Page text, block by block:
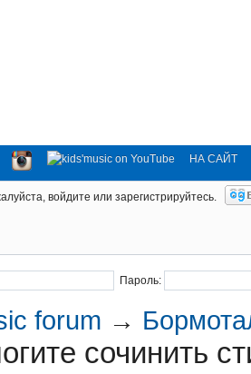
НА САЙТ
войдите или зарегистрируйтесь.
Пароль:
forum →
сочинить